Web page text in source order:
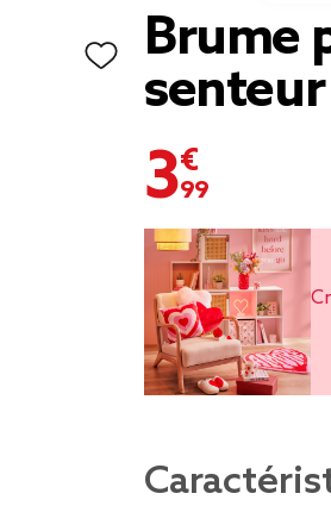
Brume
3,99 €